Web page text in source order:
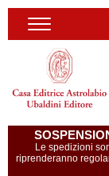
Le spedizioni
riprenderanno